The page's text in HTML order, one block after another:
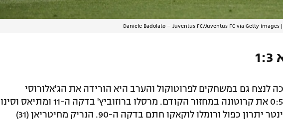
Daniele Badolato – Juventus FC/Juventus FC via Getty Images
לנצח גם במשחקים לפרוטוקול והערב היא הורידה את הג'אלורוסי
לקרקע, אחרי שהביסו 0:5 את קרוטונה במחזור הקודם. מרסלו ברוזוביץ' בדקה ה-11 ומתיאס וסינו
בדקה ה-20 העניקו לאינטר יתרון כפול ורומלו לוקאקו חתם בדקה ה-90. הנריק מחיטריאן (31)